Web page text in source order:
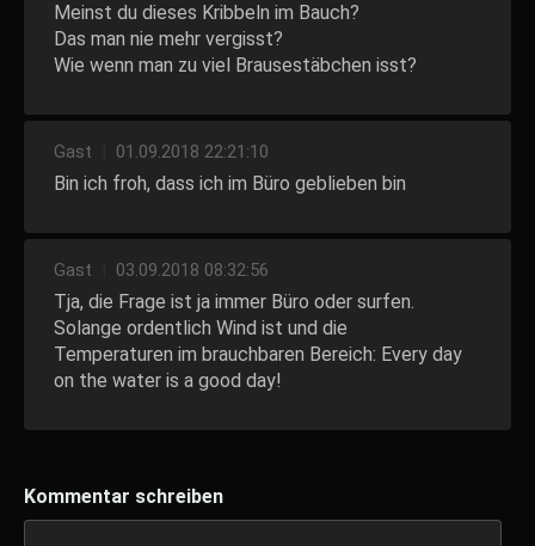
Meinst du dieses Kribbeln im Bauch?
Das man nie mehr vergisst?
Wie wenn man zu viel Brausestäbchen isst?
Gast 01.09.2018 22:21:10
Bin ich froh, dass ich im Büro geblieben bin
Gast 03.09.2018 08:32:56
Tja, die Frage ist ja immer Büro oder surfen.
Solange ordentlich Wind ist und die
Temperaturen im brauchbaren Bereich: Every day
on the water is a good day!
Kommentar schreiben